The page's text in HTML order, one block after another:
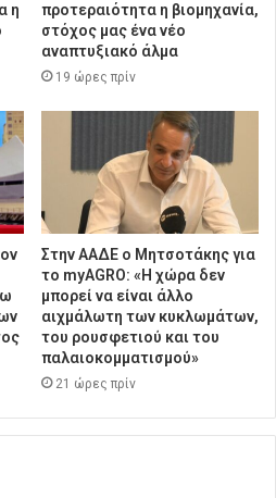
η
προτεραιότητα η βιομηχανία,
στόχος μας ένα νέο
αναπτυξιακό άλμα
19 ώρες πρίν
Στην ΑΑΔΕ ο Μητσοτάκης για
το myAGRO: «Η χώρα δεν
μπορεί να είναι άλλο
αιχμάλωτη των κυκλωμάτων,
του ρουσφετιού και του
παλαιοκομματισμού»
21 ώρες πρίν